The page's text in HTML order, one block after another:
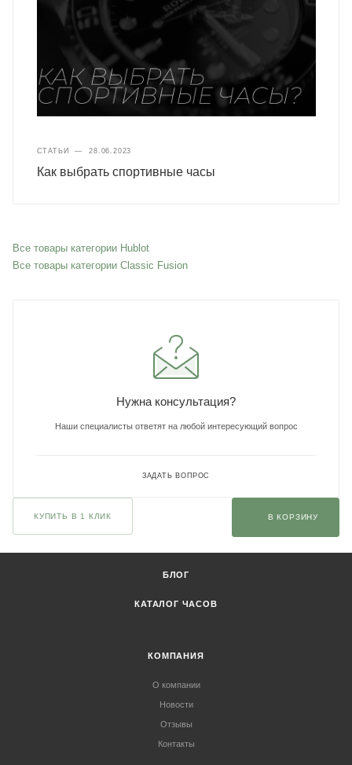
СТАТЬИ — 28.06.2023
Как выбрать спортивные часы
Все товары категории Hublot
Все товары категории Classic Fusion
Нужна консультация?
Наши специалисты ответят на любой интересующий вопрос
ЗАДАТЬ ВОПРОС
КУПИТЬ В 1 КЛИК В КОРЗИНУ
БЛОГ
КАТАЛОГ ЧАСОВ
КОМПАНИЯ
О компании
Новости
Отзывы
Контакты